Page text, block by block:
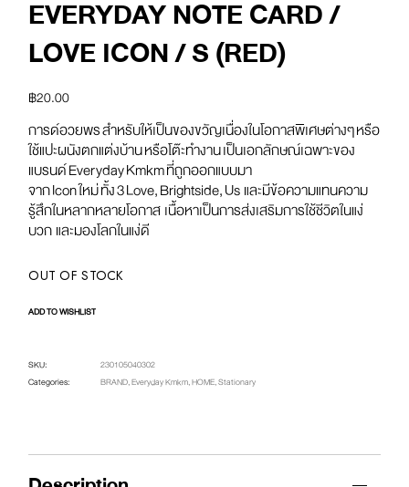
EVERYDAY NOTE CARD /
LOVE ICON / S (RED)
฿20.00
การด์อวยพร สําหรับให้เป็นของขวัญเนื่องในโอกาสพิเศษต่างๆ หรือ
ใช้แปะผนังตกแต่งบ้าน หรือโต๊ะทำงาน เป็นเอกลักษณ์เฉพาะของ
แบรนด์ Everyday Kmkm ที่ถูกออกแบบมา
จาก Icon ใหม่ ทั้ง 3 Love, Brightside, Us และมีข้อความแทนความ
รู้สึกในหลากหลายโอกาส เนื้อหาเป็นการส่งเสริมการใช้ชีวิตในแง่
บวก และมองโลกในแง่ดี
OUT OF STOCK
ADD TO WISHLIST
SKU:
230105040302
Categories:
BRAND,Everyday Kmkm,HOME,Stationary